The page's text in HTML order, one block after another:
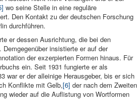
wo seine Stelle in eine reguläre
Den Kontakt zu der deutschen Forschung
durchführen.
er dessen Ausrichtung, die bei den
insistierte er auf der
der exzerpierten Formen hinaus. Für
ein. Seit 1931 fungierte er als
war er der alleinige Herausgeber, bis er sich
Konflikte mit Gelb,[6] der nach dem Zweiten
wieder auf die Auflistung von Wortformen